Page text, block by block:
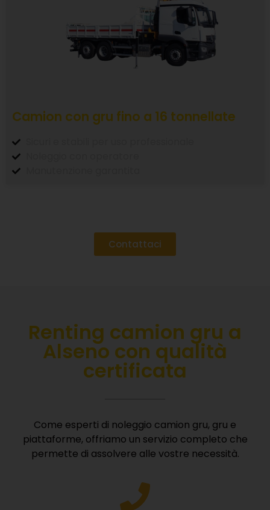
Camion con gru fino a 16 tonnellate
Contattaci
Renting camion gru a
Alseno con qualità
certificata
Come esperti di noleggio camion gru, gru e
piattaforme, offriamo un servizio completo che
permette di assolvere alle vostre necessità.